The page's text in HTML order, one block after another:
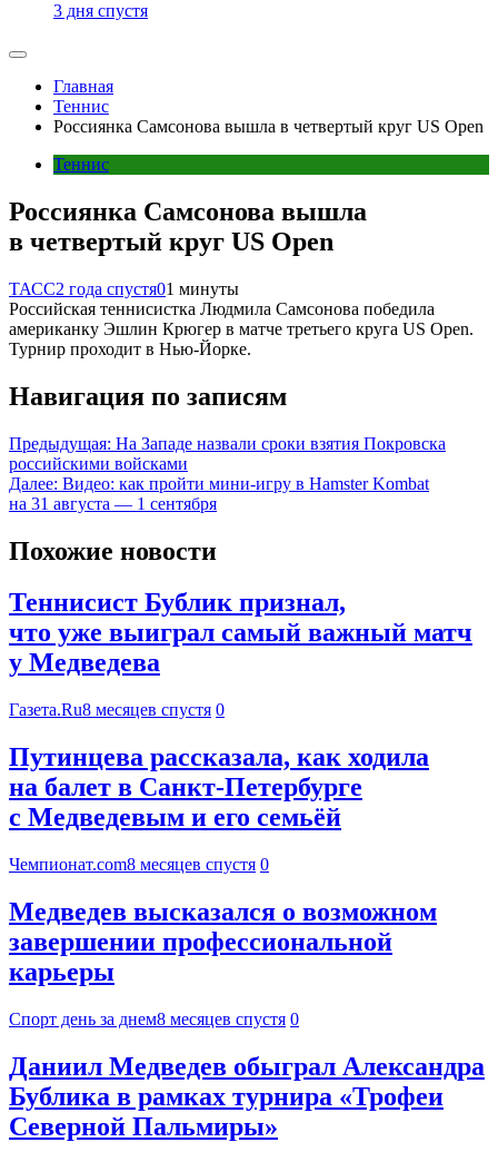
3 дня спустя
Главная
Теннис
Россиянка Самсонова вышла в четвертый круг US Open
Теннис
Россиянка Самсонова вышла
в четвертый круг US Open
ТАСС2 года спустя01 минуты
Российская теннисистка Людмила Самсонова победила
американку Эшлин Крюгер в матче третьего круга US Open.
Турнир проходит в Нью-Йорке.
Навигация по записям
Предыдущая: На Западе назвали сроки взятия Покровска
российскими войсками
Далее: Видео: как пройти мини-игру в Hamster Kombat
на 31 августа — 1 сентября
Похожие новости
Теннисист Бублик признал,
что уже выиграл самый важный матч
у Медведева
Газета.Ru8 месяцев спустя 0
Путинцева рассказала, как ходила
на балет в Санкт-Петербурге
с Медведевым и его семьёй
Чемпионат.com8 месяцев спустя 0
Медведев высказался о возможном
завершении профессиональной
карьеры
Спорт день за днем8 месяцев спустя 0
Даниил Медведев обыграл Александра
Бублика в рамках турнира «Трофеи
Северной Пальмиры»